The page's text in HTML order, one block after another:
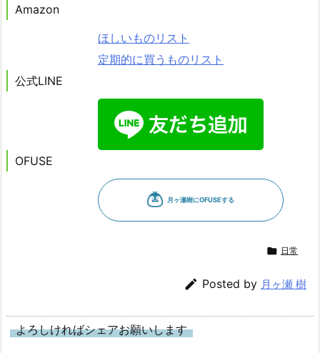
Amazon
ほしいものリスト
定期的に買うものリスト
公式LINE
OFUSE
 日常
 Posted by 月ヶ瀬 樹
よろしければシェアお願いします